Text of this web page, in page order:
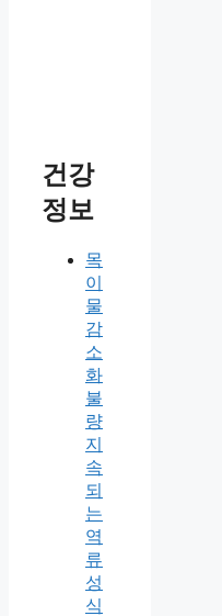
건강
정보
목
이
물
감
소
화
불
량
지
속
되
는
역
류
성
식